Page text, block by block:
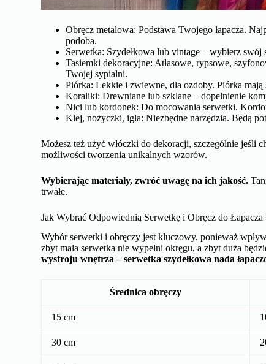
Obręcz metalowa: Podstawa Twojego łapacza.
podoba.
Serwetka: Szydełkowa lub vintage – wybierz
Tasiemki dekoracyjne: Atłasowe, rypsowe,
Twojej sypialni.
Piórka: Lekkie i zwiewne, dla ozdoby. Piórka
Koraliki: Drewniane lub szklane – dopełnienie
Nici lub kordonek: Do mocowania serwetki.
Klej, nożyczki, igła: Niezbędne narzędzia. Będą
Możesz też użyć włóczki do dekoracji, szczególnie jeśli
możliwości tworzenia unikalnych wzorów.
Wybierając materiały, zwróć uwagę na ich jakość.
trwałe.
Jak Wybrać Odpowiednią Serwetkę i Obręcz do Łapacza
Wybór serwetki i obręczy jest kluczowy, ponieważ
zbyt mała serwetka nie wypełni okręgu, a zbyt duża
wystroju wnętrza – serwetka szydełkowa nada
Średnica obręczy
15 cm
30 cm